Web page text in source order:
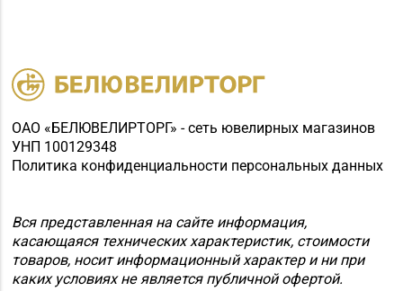
ОАО «БЕЛЮВЕЛИРТОРГ» - сеть ювелирных магазинов
УНП 100129348
Политика конфиденциальности персональных данных
Вся представленная на сайте информация,
касающаяся технических характеристик, стоимости
товаров, носит информационный характер и ни при
каких условиях не является публичной офертой.